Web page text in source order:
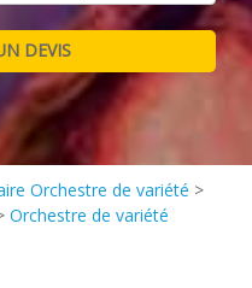
Orchestre de variété >
Orchestre de variété